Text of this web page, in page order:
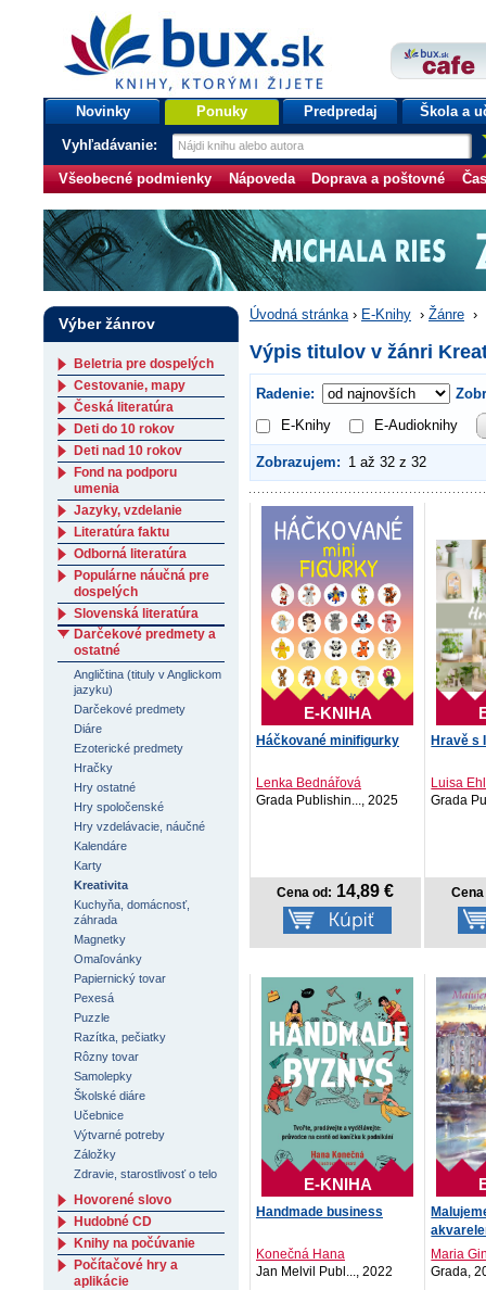
bux.sk
knihy, ktorými žijete
Úvodná stránka
Novinky Ponuky Predpredaj Škola a
Vyhľadávanie:
Všeobecné podmienky Nápoveda Doprava a poštovné
Úvodná stránka› E-Knihy › Žánre ›
Výpis titulov v žánri
Radenie:
E-Knihy
E-Audioknihy
Zobrazujem: 1 až 32 z 32
E-KNIHA
Háčkované minifigurky
Lenka Bednářová
Grada Publishin..., 2025
Cena od: 14,89 €
Hravě s
Luisa
Grada
E-KNIHA
Handmade business
Konečná Hana
Jan Melvil Publ..., 2022
Maria
Grada,
Výber žánrov
Beletria pre dospelých
Cestovanie, mapy
Česká literatúra
Deti do 10 rokov
Deti nad 10 rokov
Fond na podporu
umenia
Jazyky, vzdelanie
Literatúra faktu
Odborná literatúra
Populárne náučná pre
dospelých
Slovenská literatúra
Darčekové predmety a
ostatné
Angličtina (tituly v Anglickom
jazyku)
Darčekové predmety
Diáre
Ezoterické predmety
Hračky
Hry ostatné
Hry spoločenské
Hry vzdelávacie, náučné
Kalendáre
Karty
Kreativita
Kuchyňa, domácnosť,
záhrada
Magnetky
Omaľovánky
Papiernický tovar
Pexesá
Puzzle
Razítka, pečiatky
Rôzny tovar
Samolepky
Školské diáre
Učebnice
Výtvarné potreby
Záložky
Zdravie, starostlivosť o telo
Hovorené slovo
Hudobné CD
Knihy na počúvanie
Počítačové hry a
aplikácie